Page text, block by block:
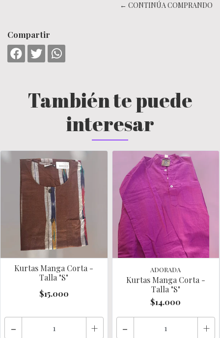
← CONTINÚA COMPRANDO
Compartir
También te puede
interesar
Kurtas Manga Corta -
Talla "S"
$15.000
- +
ADORADA
Kurtas Manga Corta -
Talla "S"
$14.000
- +